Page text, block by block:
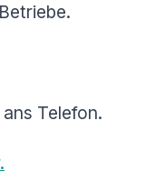
Telefon.